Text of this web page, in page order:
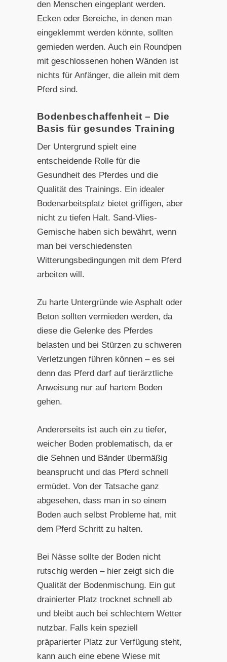
den Menschen eingeplant werden.
Ecken oder Bereiche, in denen man
eingeklemmt werden könnte, sollten
gemieden werden. Auch ein Roundpen
mit geschlossenen hohen Wänden ist
nichts für Anfänger, die allein mit dem
Pferd sind.
Bodenbeschaffenheit – Die
Basis für gesundes Training
Der Untergrund spielt eine
entscheidende Rolle für die
Gesundheit des Pferdes und die
Qualität des Trainings. Ein idealer
Bodenarbeitsplatz bietet griffigen, aber
nicht zu tiefen Halt. Sand-Vlies-
Gemische haben sich bewährt, wenn
man bei verschiedensten
Witterungsbedingungen mit dem Pferd
arbeiten will.
Zu harte Untergründe wie Asphalt oder
Beton sollten vermieden werden, da
diese die Gelenke des Pferdes
belasten und bei Stürzen zu schweren
Verletzungen führen können – es sei
denn das Pferd darf auf tierärztliche
Anweisung nur auf hartem Boden
gehen.
Andererseits ist auch ein zu tiefer,
weicher Boden problematisch, da er
die Sehnen und Bänder übermäßig
beansprucht und das Pferd schnell
ermüdet. Von der Tatsache ganz
abgesehen, dass man in so einem
Boden auch selbst Probleme hat, mit
dem Pferd Schritt zu halten.
Bei Nässe sollte der Boden nicht
rutschig werden – hier zeigt sich die
Qualität der Bodenmischung. Ein gut
drainierter Platz trocknet schnell ab
und bleibt auch bei schlechtem Wetter
nutzbar. Falls kein speziell
präparierter Platz zur Verfügung steht,
kann auch eine ebene Wiese mit